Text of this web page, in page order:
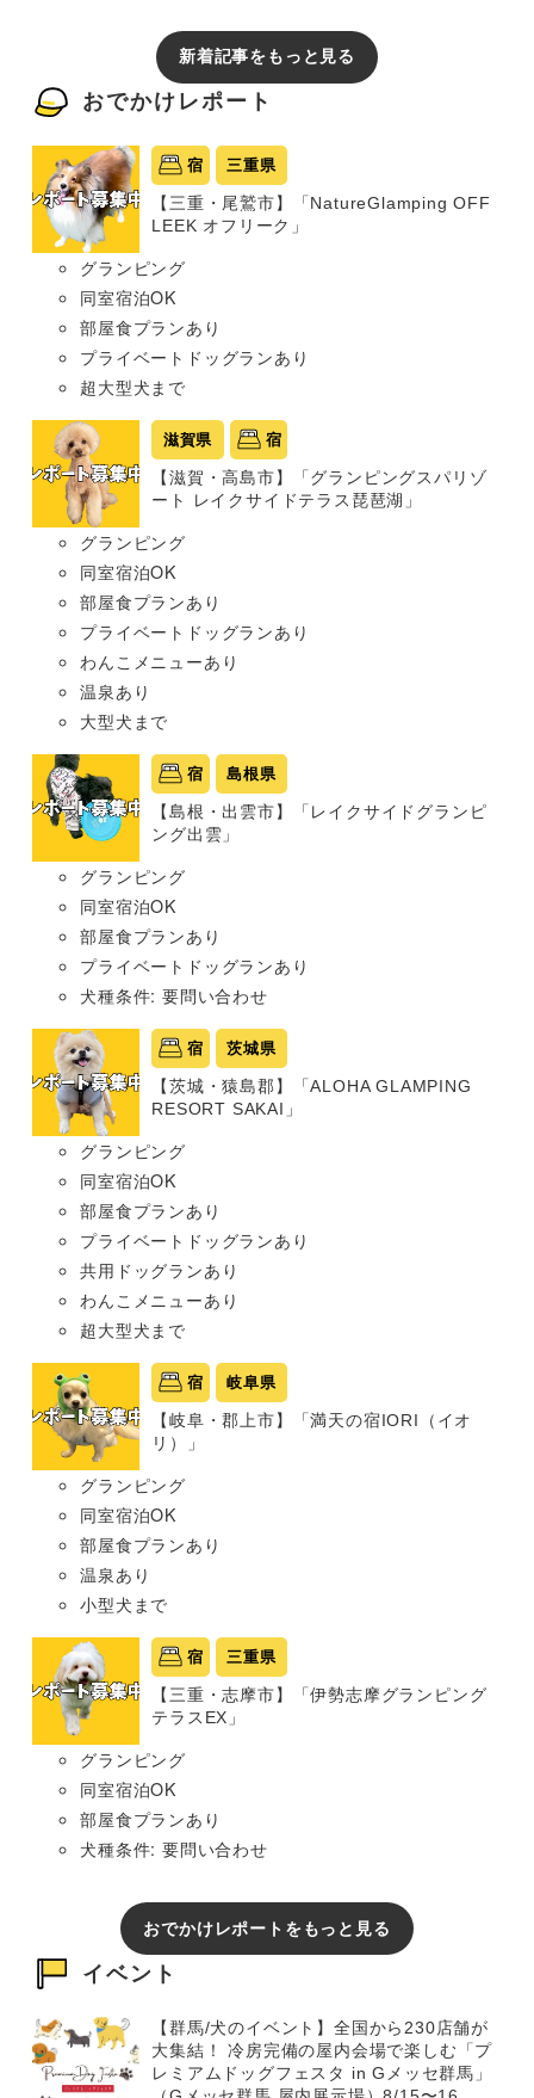
新着記事をもっと見る
おでかけレポート
宿 三重県
【三重・尾鷲市】「NatureGlamping OFF
LEEK オフリーク」
グランピング
同室宿泊OK
部屋食プランあり
プライベートドッグランあり
超大型犬まで
滋賀県 宿
【滋賀・高島市】「グランピングスパリゾ
ート レイクサイドテラス琵琶湖」
グランピング
同室宿泊OK
部屋食プランあり
プライベートドッグランあり
わんこメニューあり
温泉あり
大型犬まで
宿 島根県
【島根・出雲市】「レイクサイドグランピ
ング出雲」
グランピング
同室宿泊OK
部屋食プランあり
プライベートドッグランあり
犬種条件: 要問い合わせ
宿 茨城県
【茨城・猿島郡】「ALOHA GLAMPING
RESORT SAKAI」
グランピング
同室宿泊OK
部屋食プランあり
プライベートドッグランあり
共用ドッグランあり
わんこメニューあり
超大型犬まで
宿 岐阜県
【岐阜・郡上市】「満天の宿IORI（イオ
リ）」
グランピング
同室宿泊OK
部屋食プランあり
温泉あり
小型犬まで
宿 三重県
【三重・志摩市】「伊勢志摩グランピング
テラスEX」
グランピング
同室宿泊OK
部屋食プランあり
犬種条件: 要問い合わせ
おでかけレポートをもっと見る
イベント
【群馬/犬のイベント】全国から230店舗が
大集結！ 冷房完備の屋内会場で楽しむ「プ
レミアムドッグフェスタ in Gメッセ群馬」